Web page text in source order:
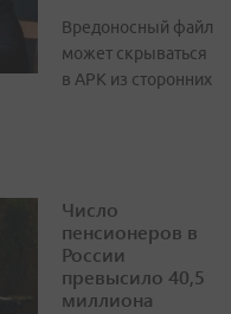
Вредоносный файл
может скрываться
в APK из сторонних
Число
пенсионеров в
России
превысило 40,5
миллиона